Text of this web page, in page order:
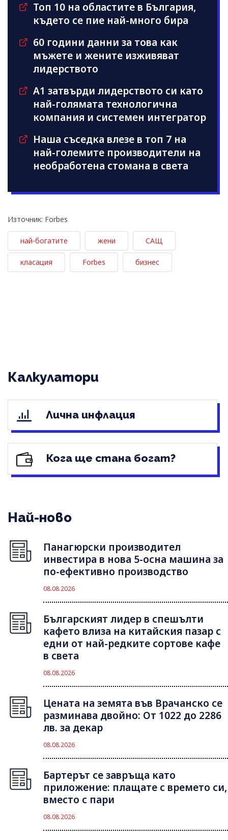
Топ 10 на областите в България,
където се пие най-много бира
60 години данни за това как
мъжете и жените изживяват
лидерството
А1 затвърди лидерството си като
най-голямата технологична
компания и системен интегратор
Наша съседка влезе в топ 7 на
най-големите производители на
необработена стомана в света
Източник: Forbes
най-богатите жени САЩ
класация Forbes бизнес
Калкулатори
Лична инфлация
Кога ще стана богат?
Най-ново
Панагюрски производител
инвестира в нова 5-осна машина за
по-ефективно производство
08.08.2026
Българският лидер в спешълти
кафето влиза на китайския пазар с
едни от най-редките сортове кафе
в света
08.08.2026
Цената на земята във Врачанско се
разминава двойно: От 1022 до 2286
лв. за декар
08.08.2026
Бартерът се завръща като
приложение: плащате с времето си,
вместо с пари
08.08.2026